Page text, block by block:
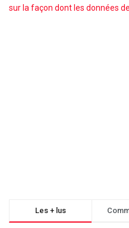
sur la façon dont les données
Les + lus